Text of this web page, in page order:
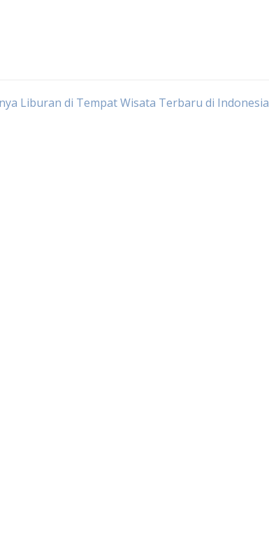
Liburan di Tempat Wisata Terbaru di Indonesia